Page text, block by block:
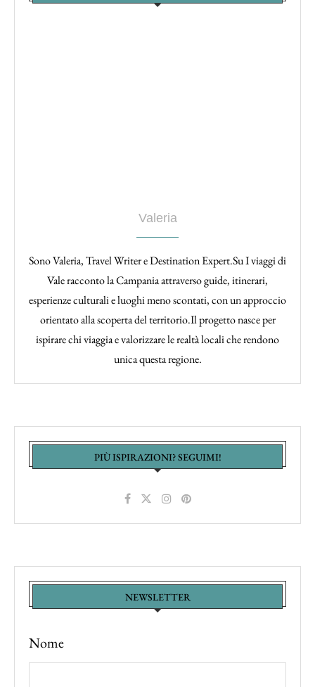
Valeria
Sono Valeria, Travel Writer e Destination Expert.Su I viaggi di
Vale racconto la Campania attraverso guide, itinerari,
esperienze culturali e luoghi meno scontati, con un approccio
orientato alla scoperta del territorio.Il progetto nasce per
ispirare chi viaggia e valorizzare le realtà locali che rendono
unica questa regione.
PIÙ ISPIRAZIONI? SEGUIMI!
NEWSLETTER
Nome